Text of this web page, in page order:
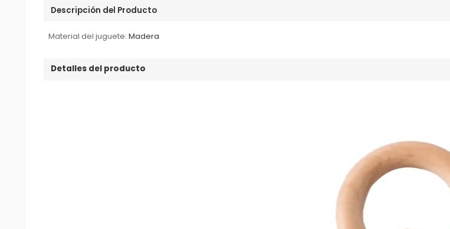
Descripción del Producto
Material del juguete: Madera
Detalles del producto